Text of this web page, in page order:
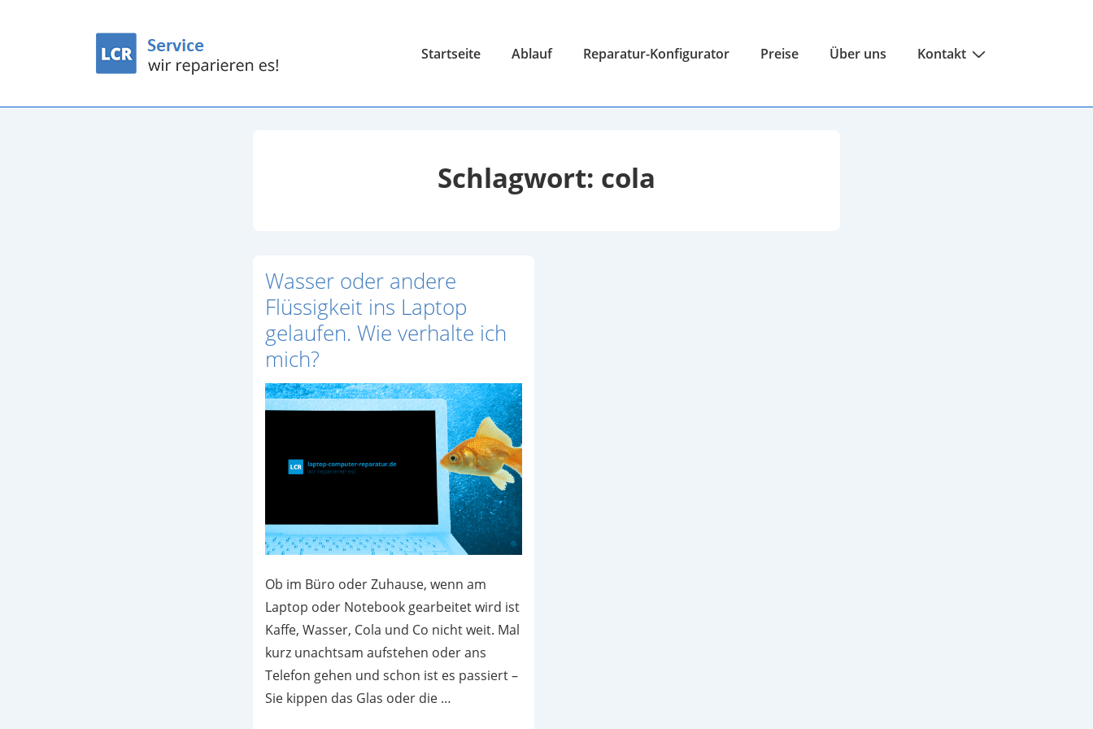
Hauptnavigation
Startseite Ablauf Reparatur-Konfigurator Preise Über uns Kontakt
Schlagwort: cola
Wasser oder andere
Flüssigkeit ins Laptop
gelaufen. Wie verhalte ich
mich?
Ob im Büro oder Zuhause, wenn am
Laptop oder Notebook gearbeitet wird ist
Kaffe, Wasser, Cola und Co nicht weit. Mal
kurz unachtsam aufstehen oder ans
Telefon gehen und schon ist es passiert –
Sie kippen das Glas oder die …